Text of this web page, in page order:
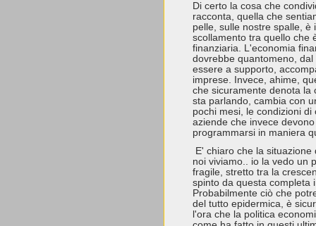
Di certo la cosa che
racconta, quella che
pelle, sulle nostre spalle, è
scollamento tra quello che
finanziaria. L'economia
dovrebbe quantomeno,
essere a supporto,
imprese. Invece, ahime,
che sicuramente denota la
sta parlando, cambia con
pochi mesi, le condizioni
aziende che invece
programmarsi in maniera
E' chiaro che la
noi viviamo.. io la vedo un
fragile, stretto tra la
spinto da questa completa
Probabilmente ciò che
del tutto epidermica, è
l'ora che la politica